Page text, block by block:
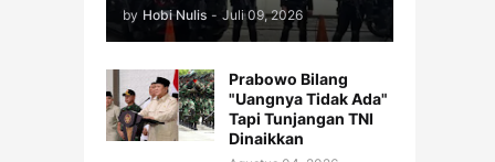
by Hobi Nulis - Juli 09, 2026
Prabowo Bilang
"Uangnya Tidak Ada"
Tapi Tunjangan TNI
Dinaikkan